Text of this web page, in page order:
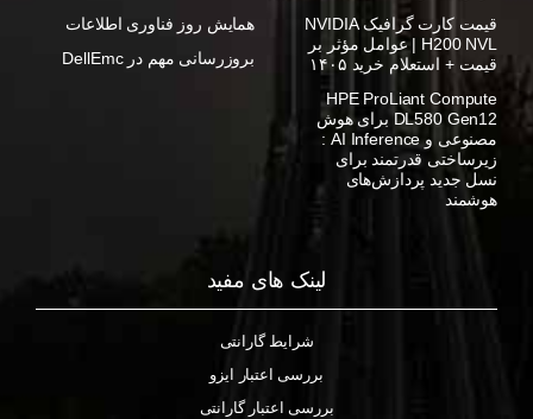
قیمت کارت گرافیک NVIDIA
H200 NVL | عوامل مؤثر بر
قیمت + استعلام خرید ۱۴۰۵
HPE ProLiant Compute
DL580 Gen12 برای هوش
مصنوعی و AI Inference :
زیرساختی قدرتمند برای
نسل جدید پردازش‌های
هوشمند
همایش روز فناوری اطلاعات
بروزرسانی مهم در DellEmc
لینک های مفید
شرایط گارانتی
بررسی اعتبار ایزو
بررسی اعتبار گارانتی